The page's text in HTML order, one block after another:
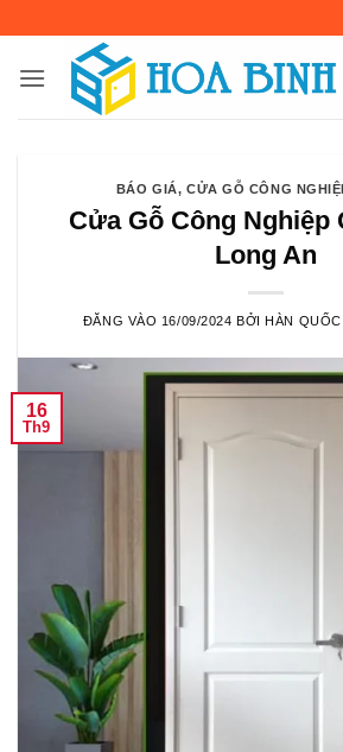
nội
BÁO GIÁ, CỬA GỖ CÔNG
Cửa Gỗ Công Nghiệp
Long An
ĐĂNG VÀO 16/09/2024 BỞIHÀN
16
Th9